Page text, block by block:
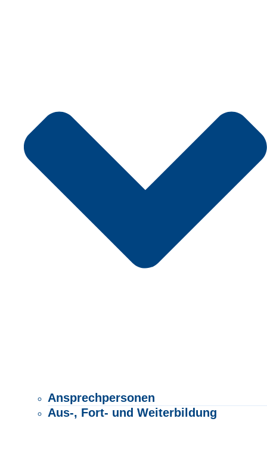
Ansprechpersonen
Aus-, Fort- und Weiterbildung